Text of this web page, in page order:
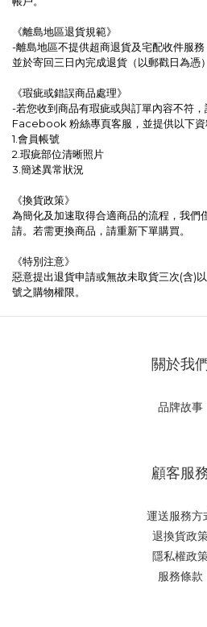
《離島地區退貨規範》
-離島地區不提供超商退貨及宅配收件服
並於寄回三日內完成退貨（以郵戳日為憑）
《瑕疵或錯誤商品處理》
-若您收到商品有瑕疵或與訂單內容不符
Facebook 粉絲專頁客服，並提供以下資
1.會員帳號
2.瑕疵部位清晰照片
3.簡述異常狀況
《換貨政策》
為簡化及加速取得合適商品的流程，我們
請。若需更換商品，請重新下單購買。
《特別注意》
惡意提出退貨申請或無故未取貨三次(含)
號之購物權限。
關於我
品牌故事
顧客服
運送服務方
退換貨政
隱私權政
服務條款